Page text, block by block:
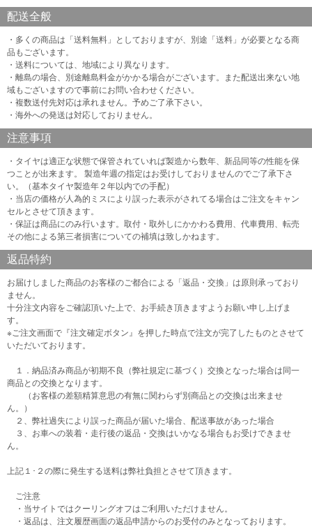
配送全般
・多くの商品は「送料無料」としておりますが、別途「送料」が必要となる商
品もございます。
・送料については、地域により異なります。
・離島の場合、別途離島料金がかかる場合がございます。また配送出来ない地
域もございますので事前にお問い合わせください。
・複数送付先対応は承れません。予めご了承下さい。
・海外への発送は対応しておりません。
注意事項
・タイヤは適正な状態で保管されていれば製造から数年、新品同等の性能を保
つことが出来ます。 製造年週の指定はお受けしておりませんのでご了承下さ
い。（基本タイヤ製造年２年以内での手配）
・当店の価格が人為的ミスにより誤った表示がされてる場合はご注文をキャン
セルとさせて頂きます。
・保証は商品にのみ行います。取付・取外しにかかわる費用、代車費用、転売
その他による第三者損害についての補填は致しかねます。
返品特約
お届けしました商品のお客様のご都合による「返品・交換」は原則承っており
ません。
十分注文内容をご確認頂いた上で、お手続き頂きますようお願い申し上げま
す。
※ご注文画面で『注文確定ボタン』を押した時点で注文が完了したものとさせて
いただいております。
１．納品済み商品が初期不良（弊社規定に基づく）交換となった場合は同一
商品との交換となります。
（お客様の差額精算意思の有無に関わらず別商品との交換は出来ませ
ん。）
２、弊社過失により誤った商品が届いた場合、配送事故があった場合
３、お車への装着・走行後の返品・交換はいかなる場合もお受けできませ
ん。
上記１･２の際に発生する送料は弊社負担とさせて頂きます。
ご注意
・当サイトではクーリングオフはご利用いただけません。
・返品は、注文履歴画面の返品申請からのお受付のみとなっております。